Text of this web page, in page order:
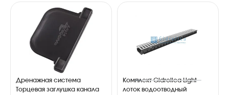
Дренажная система
Торцевая заглушка канала
Комплект Gidrolica Light
лоток водоотводный